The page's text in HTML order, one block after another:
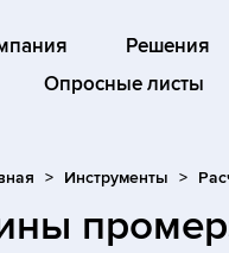
Решения
Опросные листы
Инструменты